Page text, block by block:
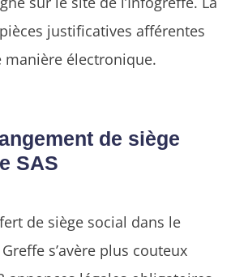
justificatives afférentes
manière électronique.
de siège
SAS
de siège social dans le
s’avère plus couteux